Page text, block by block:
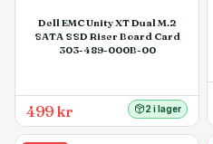
Dell EMC Unity XT Dual M.2
SATA SSD Riser Board Card
303-489-000B-00
499 kr 2 i lager